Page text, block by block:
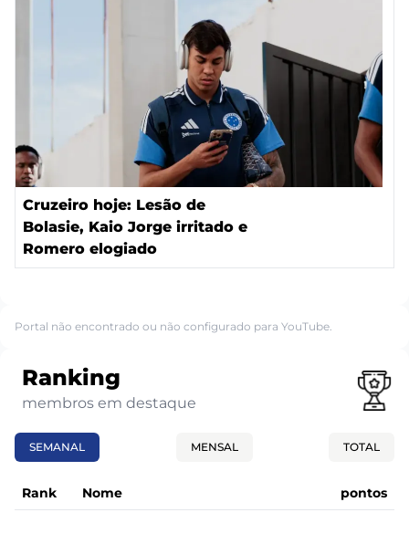
Cruzeiro hoje: Lesão de
Bolasie, Kaio Jorge irritado e
Romero elogiado
Portal não encontrado ou não configurado para YouTube.
Ranking
membros em destaque
SEMANAL MENSAL TOTAL
Rank Nome pontos